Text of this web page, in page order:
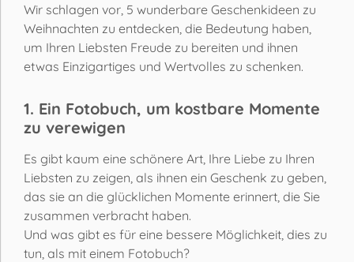
Wir schlagen vor, 5 wunderbare Geschenkideen zu
Weihnachten zu entdecken, die Bedeutung haben,
um Ihren Liebsten Freude zu bereiten und ihnen
etwas Einzigartiges und Wertvolles zu schenken.
1. Ein Fotobuch, um kostbare Momente
zu verewigen
Es gibt kaum eine schönere Art, Ihre Liebe zu Ihren
Liebsten zu zeigen, als ihnen ein Geschenk zu geben,
das sie an die glücklichen Momente erinnert, die Sie
zusammen verbracht haben.
Und was gibt es für eine bessere Möglichkeit, dies zu
tun, als mit einem Fotobuch?